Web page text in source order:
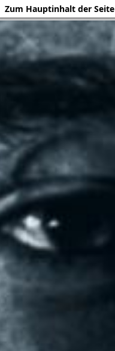
Zum Hauptinhalt der Seite